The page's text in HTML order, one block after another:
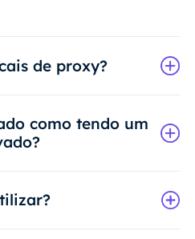
de proxy?
como tendo um